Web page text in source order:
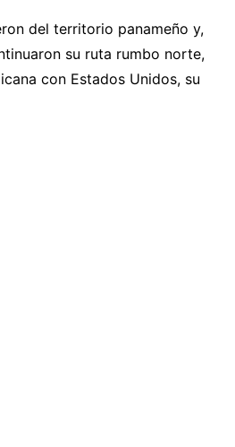
del territorio panameño y,
su ruta rumbo norte,
con Estados Unidos, su